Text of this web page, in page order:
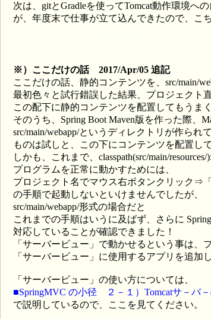
次は、gitとGradleを使ってTomcat動作環境へ
が、年度末で仕事が立て込んできたので、こ
※）ここだけの話 2017/Apr/05 追記
ここだけの話、静的コンテンツを、src/main/
最初色々と試行錯誤した結果、プロジェクト
この配下に静的コンテンツを配置してもうま
そのうち、Spring Boot Maven版を作った際、
src/main/webapp/というディレクトリが作られ
ものは試しと、この下にコンテンツを配置
しかも、これまで、classpath(src/main/
プログラムを正常に動かすためには、
プロジェクト名でマウス右ボタンクリック⇒
の手順で起動しないといけませんでしたが、
src/main/webapp/形式の場合だと
これまでの手順はいうに及ばず、さらに
対応していることが確認できました！
「サーバービュー」で動かせるという事は、
「サーバービュー」に使用するアプリを追加
「サーバービュー」の使い方については、
■SpringMVC の小径 ２－１）Tomcatサ－バ
で説明しているので、ここを見てください。